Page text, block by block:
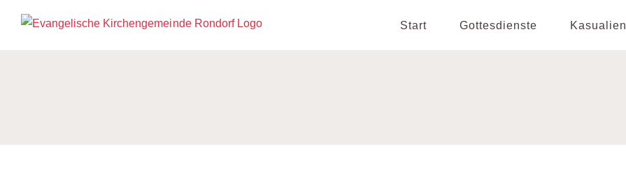
Inhalt
Start Gottesdienste Kasualien